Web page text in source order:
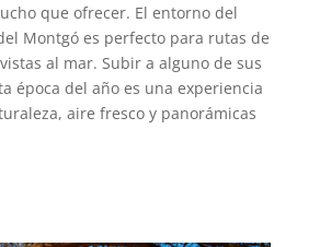
que ofrecer. El entorno del
Montgó es perfecto para rutas de
al mar. Subir a alguno de sus
época del año es una experiencia
aire fresco y panorámicas